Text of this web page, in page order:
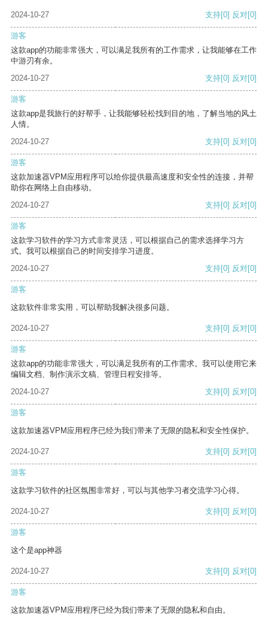
2024-10-27 支持[0] 反对[0]
游客
这款app的功能非常强大，可以满足我所有的工作需求，让我能够在工作
中游刃有余。
2024-10-27
支持[0] 反对[0]
游客
这款app是我旅行的好帮手，让我能够轻松找到目的地，了解当地的风土
人情。
2024-10-27
支持[0] 反对[0]
游客
这款加速器VPM应用程序可以给你提供最高速度和安全性的连接，并帮
助你在网络上自由移动。
2024-10-27
支持[0] 反对[0]
游客
这款学习软件的学习方式非常灵活，可以根据自己的需求选择学习方
式。我可以根据自己的时间安排学习进度。
2024-10-27
支持[0] 反对[0]
游客
这款软件非常实用，可以帮助我解决很多问题。
2024-10-27 支持[0] 反对[0]
游客
这款app的功能非常强大，可以满足我所有的工作需求。我可以使用它来
编辑文档、制作演示文稿、管理日程安排等。
2024-10-27
支持[0] 反对[0]
游客
这款加速器VPM应用程序已经为我们带来了无限的隐私和安全性保护。
2024-10-27 支持[0] 反对[0]
游客
这款学习软件的社区氛围非常好，可以与其他学习者交流学习心得。
2024-10-27 支持[0] 反对[0]
游客
这个是app神器
2024-10-27 支持[0] 反对[0]
游客
这款加速器VPM应用程序已经为我们带来了无限的隐私和自由。